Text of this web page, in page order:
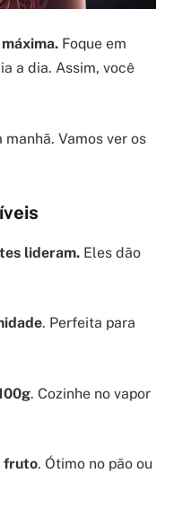
Foque em
a dia. Assim, você
Vamos ver os
lideram. Eles dão
. Perfeita para
. Cozinhe no vapor
fruto. Ótimo no pão ou